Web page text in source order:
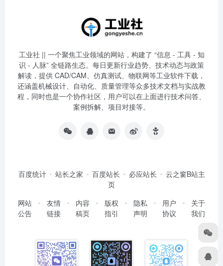
工业社 || 一个聚焦工业领域的网站，构建了 “信息 - 工具 - 知
识 - 人脉” 全链路生态。每日更新行业趋势、技术动态与政策
解读，提供 CAD/CAM、仿真测试、物联网等工业软件下载，
还涵盖机械设计、自动化、质量管理等众多技术文档与实战教
程，同时也是一个协作社区，用户可以在上面进行技术问答、
案例拆解、项目对接等。
百度统计 站长之家 百度站长 必应站长
云之窗B站主
页
网站
公告
友情
链接
内容
稿页
版权
指引
隐私
声明
用户
协议
关于
我们